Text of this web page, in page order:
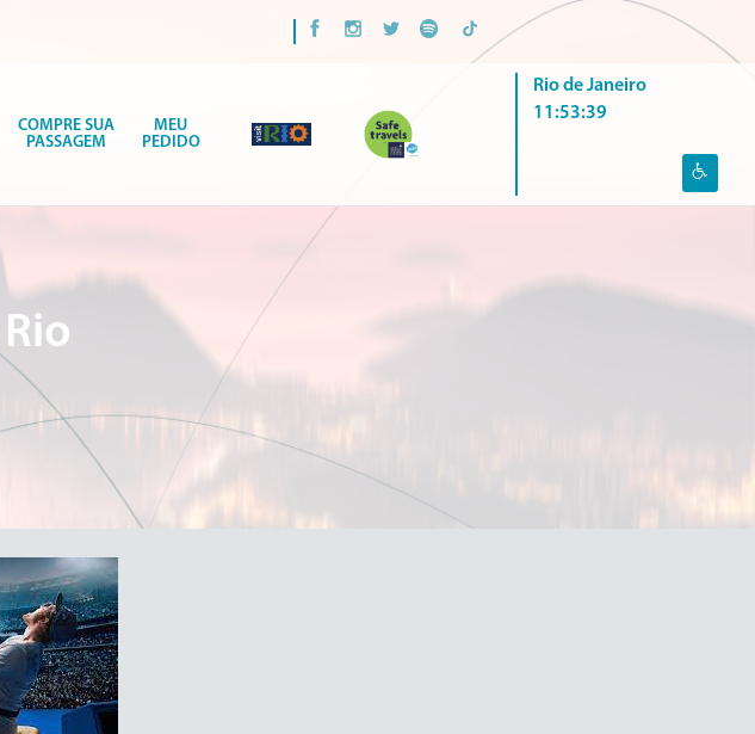
COMPRE SUA
PASSAGEM
MEU
PEDIDO
Rio de Janeiro
11:53:39